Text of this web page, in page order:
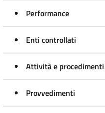
Performance
Enti controllati
Attività e procedimenti
Provvedimenti